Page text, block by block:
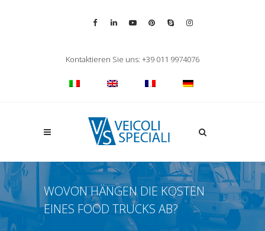
Kontaktieren Sie uns: +39 011 9974076
Apri la ricerca
WOVON HÄNGEN DIE KOSTEN
EINES FOOD TRUCKS AB?